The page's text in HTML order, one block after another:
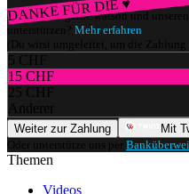
DANKE FÜR DIE ♥
Würdest du gerne watson und unseren
unterstützen? Mehr erfahren
(Du wirst umgeleitet, um die Zahlung
5 CHF
15 CHF
25 CHF
Anderer
Weiter zur Zahlung
Mit
Oder unterstütze uns per
Themen
Videos